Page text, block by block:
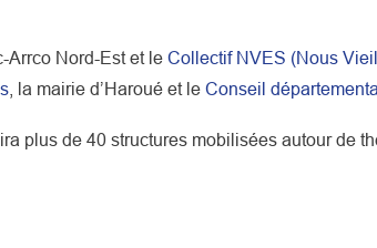
Arrco Nord-Est et le Collectif NVES (Nous
, la mairie d’Haroué et le Conseil
plus de 40 structures mobilisées autour de